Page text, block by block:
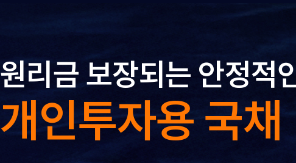
원리금 보장되는 안정적
개인투자용 국채